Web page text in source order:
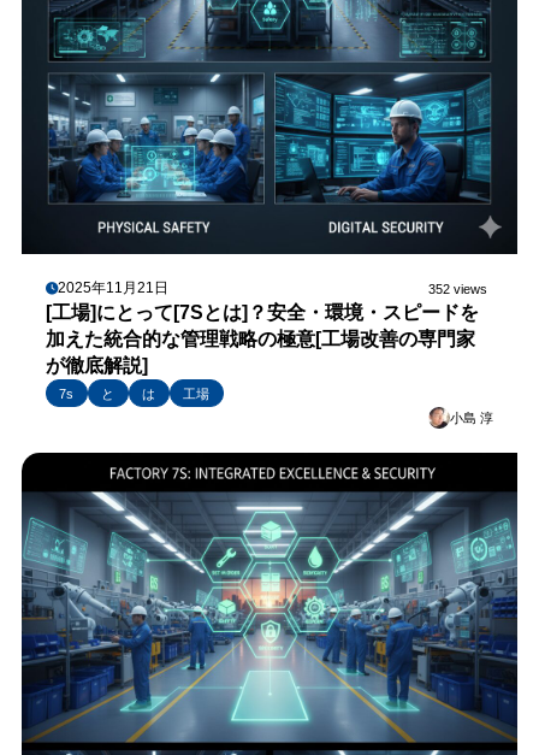
2025年11月21日 352 views
[工場]にとって[7Sとは]？安全・環境・スピードを
加えた統合的な管理戦略の極意[工場改善の専門家
が徹底解説]
7s と は
工場
小島 淳